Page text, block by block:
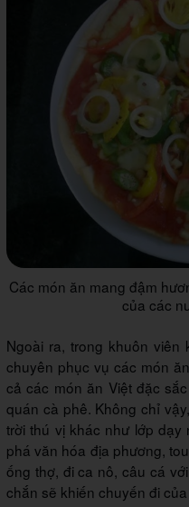
Các món ăn mang đậm
của các
Ngoài ra, trong khuôn
chuyên phục vụ các món
cả các món ăn Việt đặc
quán cà phê. Không chỉ
trời thú vị khác như lớp
phá văn hóa địa phương,
ống thợ, đi ca nô, câu cá
chắn sẽ khiến chuyến đi